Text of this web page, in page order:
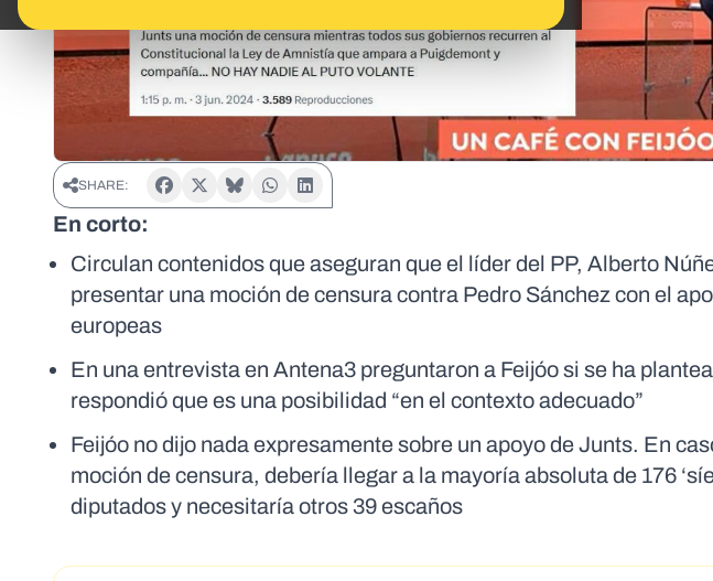
SHARE:
En corto:
Circulan contenidos que aseguran que el líder del PP, Alberto
presentar una moción de censura contra Pedro Sánchez con el
europeas
En una entrevista en Antena3 preguntaron a Feijóo si se ha
respondió que es una posibilidad “en el contexto adecuado”
Feijóo no dijo nada expresamente sobre un apoyo de Junts. En
moción de censura, debería llegar a la mayoría absoluta de 176
diputados y necesitaría otros 39 escaños